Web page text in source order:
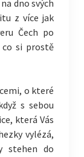
dno svých
z více jak
Čech po
si prostě
o které
s sebou
která Vás
vylézá,
stehen do